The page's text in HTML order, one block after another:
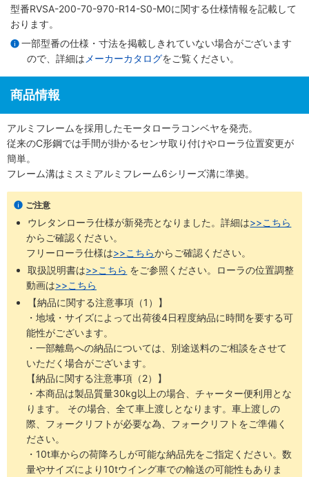
型番RVSA-200-70-970-R14-S0-M0に関する仕様情報を記載して
おります。
一部型番の仕様・寸法を掲載しきれていない場合がございます
ので、詳細は メーカーカタログをご覧ください。
商品情報
アルミフレームを採用したモータローラコンベヤを発売。
従来のC形鋼では手間が掛かるセンサ取り付けやローラ位置変更が
簡単。
フレーム溝はミスミアルミフレーム6シリーズ溝に準拠。
ご注意
ウレタンローラ仕様が新発売となりました。詳細は>>こちら
からご確認ください。 ​
フリーローラ仕様は>>こちらからご確認ください。
取扱説明書は>>こちら ​をご参照ください。ローラの位置調整
動画は>>こちら
【納品に関する注意事項（1）】
・地域・サイズによって出荷後4日程度納品に時間を要する可
能性がございます。
・一部離島への納品については、別途送料のご相談をさせて
いただく場合がございます。
【納品に関する注意事項（2）】
・本商品は製品質量30kg以上の場合、チャーター便利用とな
ります。 その場合、全て車上渡しとなります。車上渡しの
際、フォークリフトが必要な為、フォークリフトをご準備く
ださい。
・10t車からの荷降ろしが可能な納品先をご指定ください。数
量やサイズにより10tウイング車での輸送の可能性もありま